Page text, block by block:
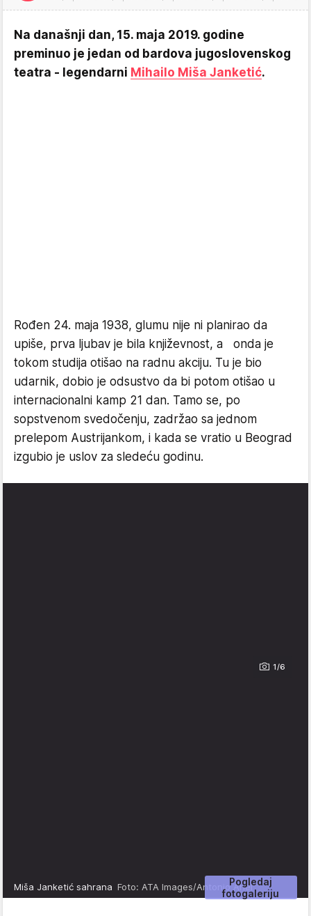
Na današnji dan, 15. maja 2019. godine
preminuo je jedan od bardova jugoslovenskog
teatra - legendarni Mihailo Miša Janketić.
Rođen 24. maja 1938, glumu nije ni planirao da
upiše, prva ljubav je bila književnost, a onda je
tokom studija otišao na radnu akciju. Tu je bio
udarnik, dobio je odsustvo da bi potom otišao u
internacionalni kamp 21 dan. Tamo se, po
sopstvenom svedočenju, zadržao sa jednom
prelepom Austrijankom, i kada se vratio u Beograd
izgubio je uslov za sledeću godinu.
1/6
Pogledaj
fotogaleriju
Miša Janketić sahrana Foto: ATA Images/Antonio Ahel